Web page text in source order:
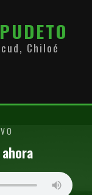
Chiloé
ahora